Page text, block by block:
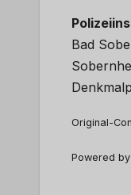
Bad
Original-
Powered by